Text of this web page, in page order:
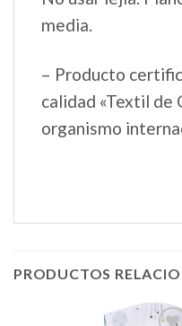
media.
– Producto
calidad «Textil de
organismo
PRODUCTOS